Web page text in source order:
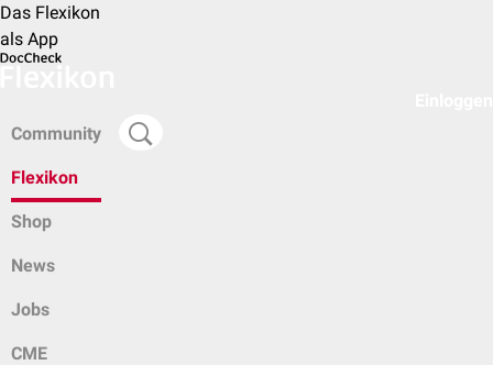
Das Flexikon
als App
Community
Flexikon
Shop
News
Jobs
CME